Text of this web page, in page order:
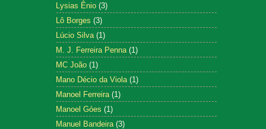
Lysias Ênio (3)
Lô Borges (3)
Lúcio Silva (1)
M. J. Ferreira Penna (1)
MC João (1)
Mano Décio da Viola (1)
Manoel Ferreira (1)
Manoel Góes (1)
Manuel Bandeira (3)